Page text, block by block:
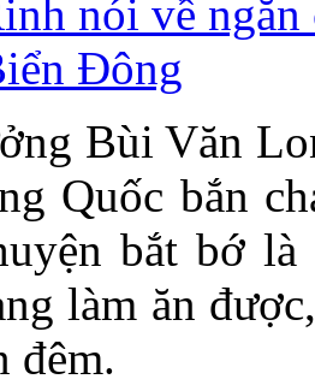
nói về ngăn
Đông
Bùi Văn
Quốc bắn
bắt bớ
làm ăn
đêm.